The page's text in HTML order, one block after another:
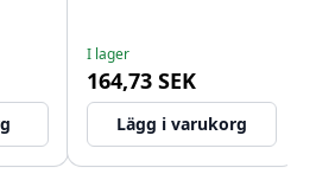
I lager
164,73 SEK
Lägg i varukorg